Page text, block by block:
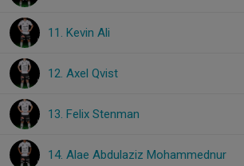
11. Kevin Ali
12. Axel Qvist
13. Felix Stenman
14. Alae Abdulaziz Mohammednur